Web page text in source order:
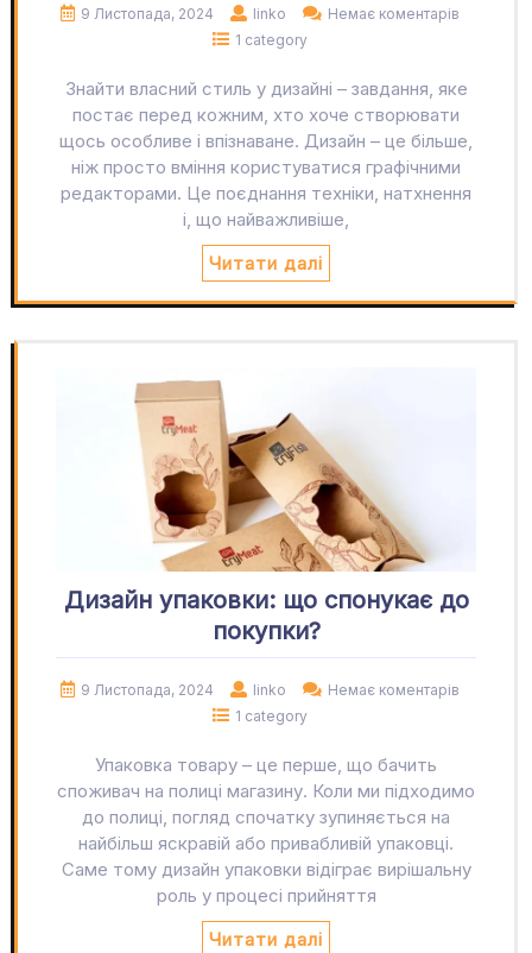
9 Листопада, 2024 linko
Немає коментарів
1 category
Знайти власний стиль у дизайні – завдання, яке
постає перед кожним, хто хоче створювати
щось особливе і впізнаване. Дизайн – це більше,
ніж просто вміння користуватися графічними
редакторами. Це поєднання техніки, натхнення
і, що найважливіше,
Читати далі
Дизайн упаковки: що спонукає до
покупки?
9 Листопада, 2024 linko
Немає коментарів
1 category
Упаковка товару – це перше, що бачить
споживач на полиці магазину. Коли ми підходимо
до полиці, погляд спочатку зупиняється на
найбільш яскравій або привабливій упаковці.
Саме тому дизайн упаковки відіграє вирішальну
роль у процесі прийняття
Читати далі